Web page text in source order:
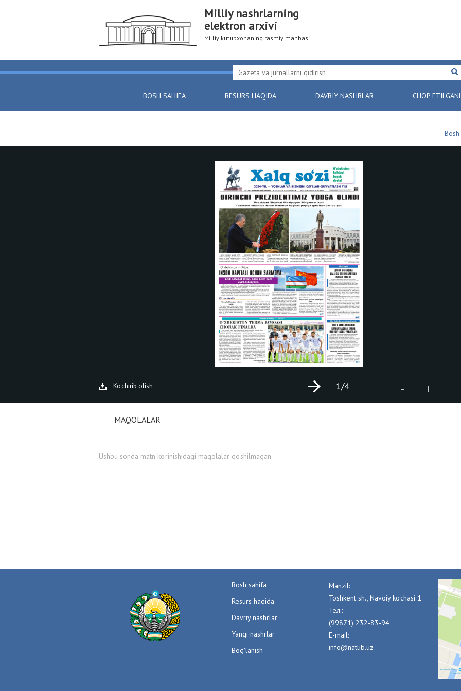
Milliy nashrlarning
elektron arxivi
Milliy kutubxonaning rasmiy manbasi
BOSH SAHIFA RESURS HAQIDA DAVRIY NASHRLAR CHOP
Bosh
Ko'chirib olish - +
1/4
MAQOLALAR
Ushbu sonda matn ko'rinishidagi maqolalar qo'shilmagan
Bosh sahifa
Resurs haqida
Davriy nashrlar
Yangi nashrlar
Bog'lanish
Manzil:
Toshkent sh., Navoiy ko'chasi 1
Тел.:
(99871) 232-83-94
E-mail:
info@natlib.uz